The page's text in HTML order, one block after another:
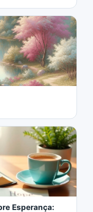
Esperança: